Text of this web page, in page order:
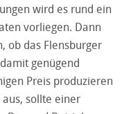
wird es rund ein
vorliegen. Dann
ob das Flensburger
genügend
Preis produzieren
sollte einer